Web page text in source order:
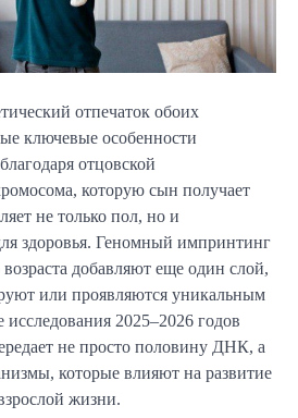
отпечаток обоих
ключевые особенности
отцовской
которую сын получает
не только пол, но и
здоровья. Геномный импринтинг
добавляют еще один слой,
или проявляются уникальным
2025–2026 годов
не просто половину ДНК, а
которые влияют на развитие
жизни.